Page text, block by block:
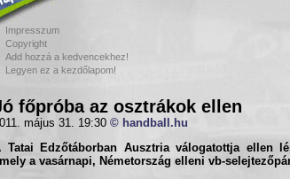
Impresszum
Copyright
Add hozzá a kedvencekhez!
Legyen ez a kezdőlapom!
főpróba az osztrákok ellen
május 31. 19:30 © handball.hu
Tatai Edzőtáborban Ausztriaválogatottja ellen
a vasárnapi, Németország elleni vb-